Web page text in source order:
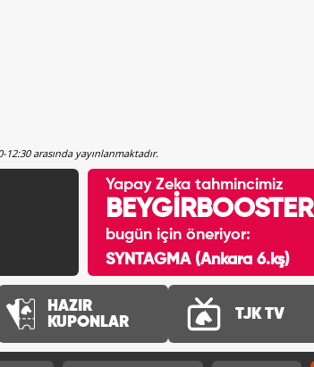
arasında yayınlanmaktadır.
Yapay Zeka tahmincimiz
BEYGİRBOOSTER
bugün için öneriyor:
SYNTAGMA (Ankara 6.kş)
HAZIR
KUPONLAR
TJK TV